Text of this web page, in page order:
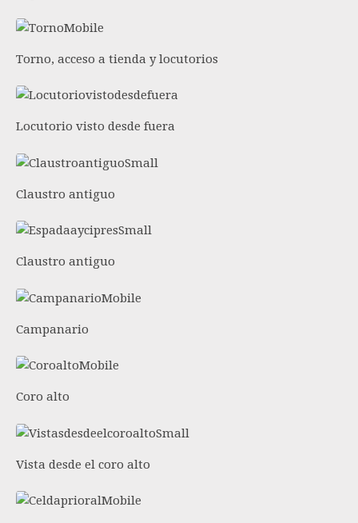
Torno, acceso a tienda y locutorios
Locutorio visto desde fuera
Claustro antiguo
Claustro antiguo
Campanario
Coro alto
Vista desde el coro alto